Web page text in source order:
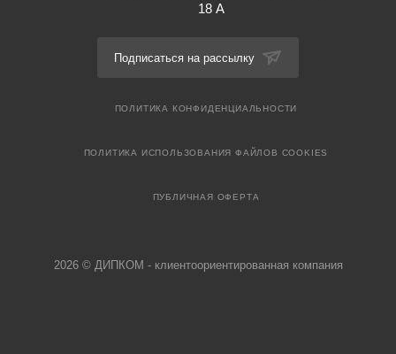
18 А
Подписаться на рассылку
ПОЛИТИКА КОНФИДЕНЦИАЛЬНОСТИ
ПОЛИТИКА ИСПОЛЬЗОВАНИЯ ФАЙЛОВ COOKIES
ПУБЛИЧНАЯ ОФЕРТА
2026 © ДИПКОМ - клиентоориентированная компания